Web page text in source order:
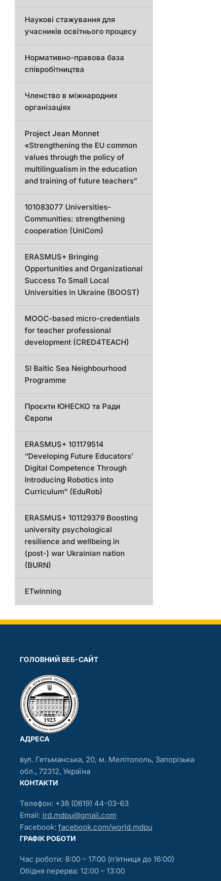
Наукові стажування для
учасників освітнього процесу
Нормативно-правова база
співробітництва
Членство в міжнародних
організаціях
Project Jean Monnet
«Strengthening the EU common
values through the policy of
multilingualism in the education
and training of future teachers”
101083077 Universities-
Communities: strengthening
cooperation (UniCom)
ERASMUS+ Bringing
Opportunities and Organizational
Success To Small Local
Universities in Ukraine (BOOST)
MOOC-based micro-credentials
for teacher professional
development (CRED4TEACH)
SI Baltic Sea Neighbourhood
Programme
Проєкти ЮНЕСКО та Ради
Європи
ERASMUS+ 101179514
“Developing Future Educators’
Digital Competence Through
Introducing Robotics into
Curriculum” (EduRob)
ERASMUS+ 101129379 Boosting
university psychological
resilience and wellbeing in
(post-) war Ukrainian nation
(BURN)
ETwinning
ГОЛОВНИЙ ВЕБ-САЙТ
АДРЕСА
вул. Гетьманська, 20, м. Мелітополь, Запорізька
обл., 72312, Україна
КОНТАКТИ
Телефон: +38 (0619) 44-03-63
Email: ird.mdpu@gmail.com
Facebook: facebook.com/world.mdpu
ГРАФIК РОБОТИ
Час роботи: 8:00 – 17:00 (п’ятниця до 16:00)
Обідня перерва: 12:00 – 13:00